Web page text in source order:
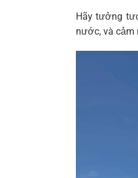
Hãy tưởng
nước, và cảm